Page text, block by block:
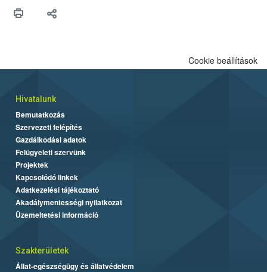
felhasználók számára is elérhető és ökológiai termesztésben is
Cookie beállítások
Hivatalunk
Bemutatkozás
Szervezeti felépítés
Gazdálkodási adatok
Felügyeleti szervünk
Projektek
Kapcsolódó linkek
Adatkezelési tájékoztató
Akadálymentességi nyilatkozat
Üzemeltetési információ
Szakterületek
Állat-egészségügy és állatvédelem